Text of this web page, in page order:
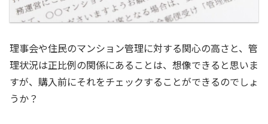
理事会や住民のマンション管理に対する関心の高さと、管
理状況は正比例の関係にあることは、想像できると思いま
すが、購入前にそれをチェックすることができるのでしょ
うか？